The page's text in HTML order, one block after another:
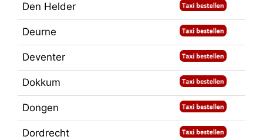
Den Helder
Deurne
Deventer
Dokkum
Dongen
Dordrecht